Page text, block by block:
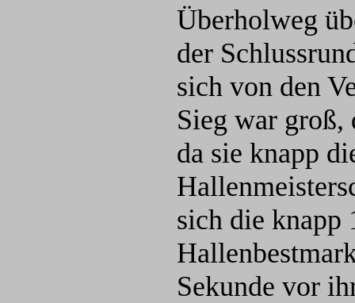
Überholweg
der
sich von den
Sieg war groß,
da sie knapp
sich die knapp
Sekunde vor